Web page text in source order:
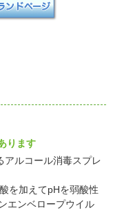
ります
アルコール消毒スプレ
を加えてpHを弱酸性
エンベロープウイル